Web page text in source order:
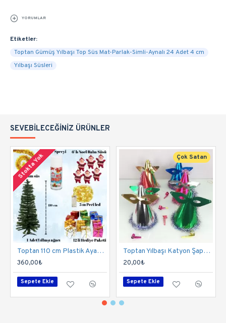
YORUMLAR
Etiketler:
Toptan Gümüş Yılbaşı Top Süs Mat-Parlak-Simli-Aynalı 24 Adet 4 cm
Yılbaşı Süsleri
SEVEBILECEĞINIZ ÜRÜNLER
Stokta Yok
Toptan 110 cm Plastik Ayaklı Yılbaşı Çam Ağacı Seti
360,00₺
Sepete Ekle
Çok Satan
Toptan Yılbaşı Katyon Şapka Seti 200 Adet
20,00₺
Sepete Ekle